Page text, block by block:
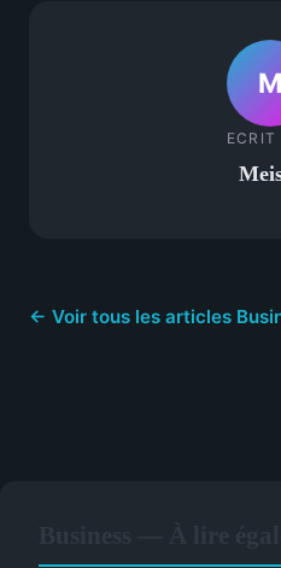
M
ECRIT
← Voir tous les articles